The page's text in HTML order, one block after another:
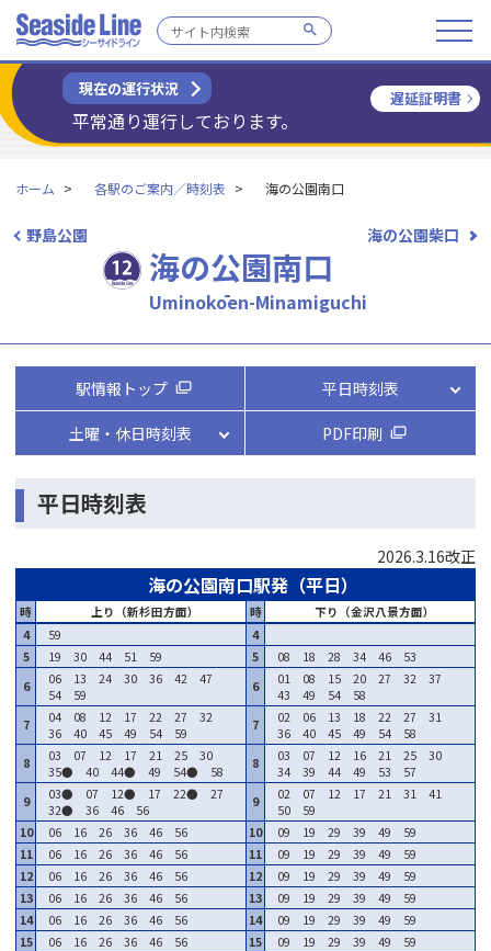
現在の運行状況
平常通り運行しております。
遅延証明書
ホーム 各駅のご案内／時刻表 海の公園南口
野島公園
海の公園南口
Uminokōen-Minamiguchi
海の公園柴口
駅情報トップ 平日時刻表
土曜・休日時刻表 PDF印刷
平日時刻表
2026.3.16改正
海の公園南口駅発（平日）
時 上り（新杉田方面） 時
下り（金沢八景方面）
4
59
4
5
19 30 44 51 59 5
08 18 28 34 46 53
6
06 13 24 30 36 42 47
54 59
6
01 08 15 20 27 32 37
43 49 54 58
7
04 08 12 17 22 27 32
36 40 45 49 54 59
7
02 06 13 18 22 27 31
36 40 45 49 54 58
8
03 07 12 17 21 25 30
35● 40 44● 49 54● 58
8
03 07 12 16 21 25 30
34 39 44 49 53 57
9
03● 07 12● 17 22● 27
32● 36 46 56
9
02 07 12 17 21 31 41
50 59
10
06 16 26 36 46 56 10
09 19 29 39 49 59
11
06 16 26 36 46 56 11
09 19 29 39 49 59
12
06 16 26 36 46 56 12
09 19 29 39 49 59
13
06 16 26 36 46 56 13
09 19 29 39 49 59
14
06 16 26 36 46 56 14
09 19 29 39 49 59
15
06 16 26 36 46 56 15
09 19 29 39 49 59